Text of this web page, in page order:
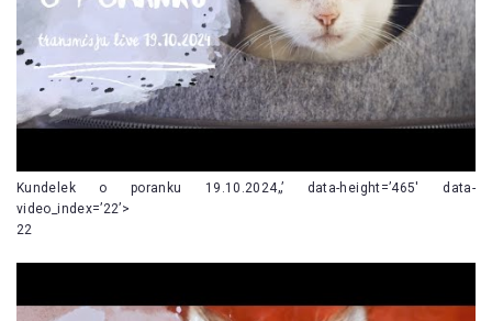
Kundelek o poranku 19.10.2024„’ data-height=’465′ data-
video_index=’22’>
22